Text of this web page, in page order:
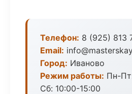
Телефон: 8 (925) 813
Email:
Город: Иваново
Режим работы: Пн-
Сб: 10:00-15:00